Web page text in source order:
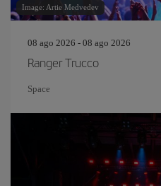
Image: Artie Medvedev
08 ago 2026 - 08 ago 2026
Ranger Trucco
Space